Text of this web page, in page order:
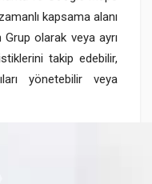
kapsama alanı
Grup olarak veya ayrı
takip edebilir,
yönetebilir veya